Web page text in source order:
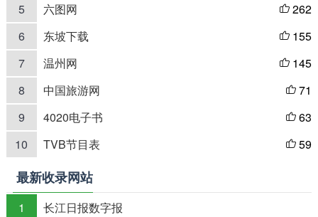
5
六图网  262
6
东坡下载  155
7
温州网  145
8
中国旅游网  71
9
4020电子书  63
10
TVB节目表  59
最新收录网站
1
长江日报数字报